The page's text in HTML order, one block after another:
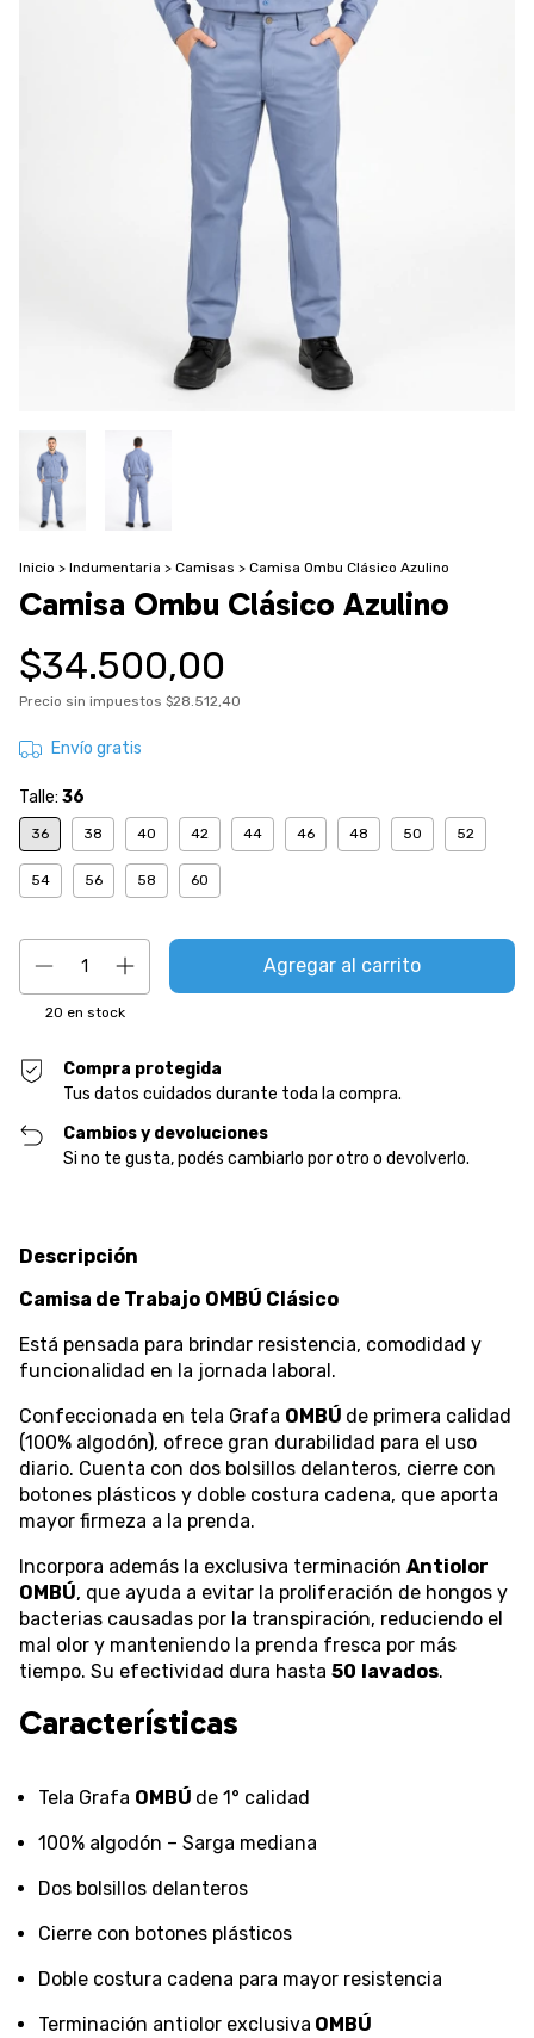
Inicio > Indumentaria > Camisas > Camisa Ombu Clásico Azulino
Camisa Ombu Clásico Azulino
$34.500,00
Precio sin impuestos $28.512,40
Envío gratis
Talle: 36
36 38 40 42 44 46 48 50 52
54 56 58 60
20 en stock
Compra protegida
Tus datos cuidados durante toda la compra.
Cambios y devoluciones
Si no te gusta, podés cambiarlo por otro o devolverlo.
Descripción
Camisa de Trabajo OMBÚ Clásico
Está pensada para brindar resistencia, comodidad y
funcionalidad en la jornada laboral.
Confeccionada en tela Grafa OMBÚ de primera calidad
(100% algodón), ofrece gran durabilidad para el uso
diario. Cuenta con dos bolsillos delanteros, cierre con
botones plásticos y doble costura cadena, que aporta
mayor firmeza a la prenda.
Incorpora además la exclusiva terminación Antiolor
OMBÚ, que ayuda a evitar la proliferación de hongos y
bacterias causadas por la transpiración, reduciendo el
mal olor y manteniendo la prenda fresca por más
tiempo. Su efectividad dura hasta 50 lavados.
Características
Tela Grafa OMBÚ de 1° calidad
100% algodón – Sarga mediana
Dos bolsillos delanteros
Cierre con botones plásticos
Doble costura cadena para mayor resistencia
Terminación antiolor exclusiva OMBÚ